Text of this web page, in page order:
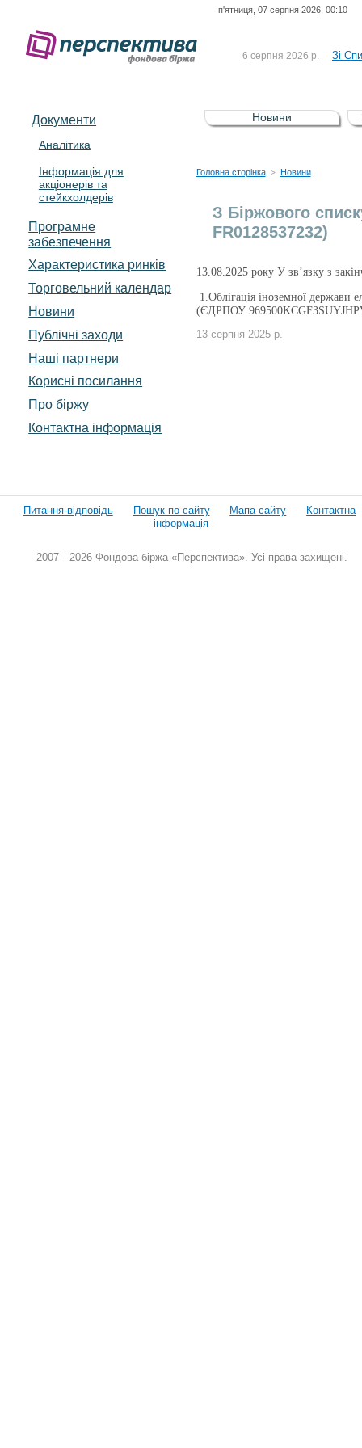
п'ятниця, 07 серпня 2026, 00:10
6 серпня 2026 р. Зі
5 серпня 2026 р.
Зі
UA4000232607)
4 серпня 2026 р.
Документи
Аналітика
Інформація для
акціонерів та
стейкхолдерів
Програмне
забезпечення
Характеристика pинків
Торговельний календар
Новини
Публічні заходи
Наші партнери
Корисні посилання
Про біржу
Контактна інформація
Новини
Головна сторінка > Новини
З Біржового
FR0128537232)
13.08.2025 року У зв’язку з
1.Облігація іноземної
(ЄДРПОУ
13 серпня 2025 р.
Питання-відповідь Пошук по сайту Мапа сайту
Контактна
інформація
2007—2026 Фондова біржа «Перспектива». Усі права захищені.